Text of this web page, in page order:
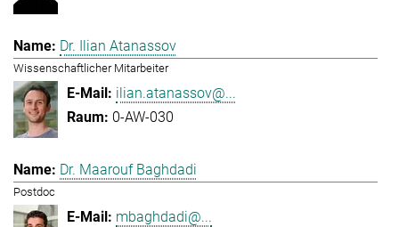
Dr. Ilian Atanassov
Wissenschaftlicher Mitarbeiter
ilian.atanassov@...
0-AW-030
Dr. Maarouf Baghdadi
Postdoc
mbaghdadi@...